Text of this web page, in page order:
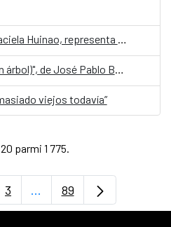
"La nieta del brujo", de Graciela Huinao, representa a Chile en la quinta edición de Cuentos en Red
“Agonía (Testimonio de un árbol)", de José Pablo Bejarano, representa a Guatemala en la quinta edición de Cuentos en Red
viejos todavía”
parmi 1 775.
Page
3 ...Pages intermédiaires
Page
89